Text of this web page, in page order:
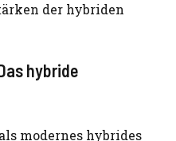
der hybriden
hybride
modernes hybrides